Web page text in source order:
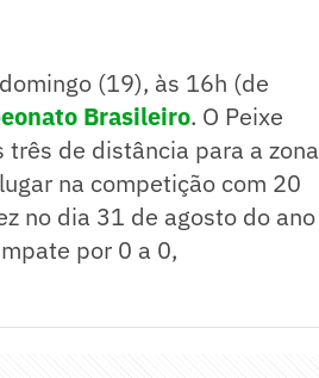
(19), às 16h (de
Brasileiro. O Peixe
de distância para a zona
na competição com 20
no dia 31 de agosto do ano
por 0 a 0,